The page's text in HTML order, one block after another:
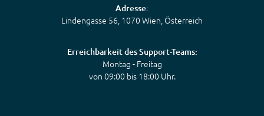
Adresse:
Lindengasse 56, 1070 Wien, Österreich
Erreichbarkeit des Support-Teams:
Montag - Freitag
von 09:00 bis 18:00 Uhr.